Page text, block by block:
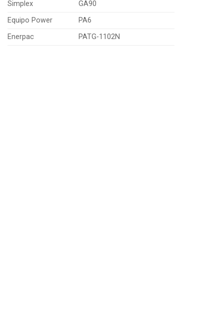
Simplex
GA90
Equipo Power
PA6
Enerpac
PATG-1102N